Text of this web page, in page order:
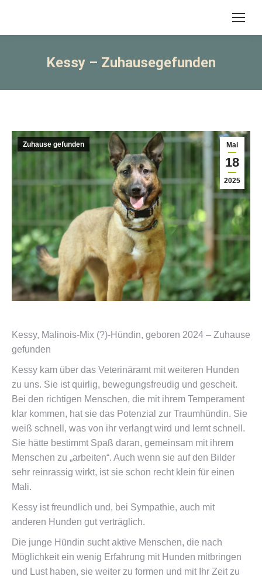
Kessy – Zuhausegefunden
Mai
18
2025
Zuhause gefunden
Kessy, Malinois-Mix (?)-Hündin, geboren 2024 – Zuhause
gefunden
Kessy kam über das Veterinäramt mit weiteren Hunden
zu uns. Sie ist quirlig, bewegungsfreudig und gescheit.
Bei den richtigen Menschen, die mit ihrem Temperament
klar kommen, hat sie das Potenzial zur Traumhündin. Sie
weiß schnell, was von ihr verlangt wird und lernt schnell.
Sie hätte bestimmt Spaß daran, gemeinsam mit ihrem
Menschen zu „arbeiten“. Auch wenn sie auf den Bilder
sehr reinrassig wirkt, ist sie schon recht klein für einen
Mali.
Kessy ist freundlich und, bei Sympathie, auch mit
anderen Hunden gut verträglich.
Die junge Hündin sucht aktive Menschen, die nach
Möglichkeit ein wenig Erfahrung mit Hunden mitbringen
und Lust haben, sie weiter zu formen und mit Ihr Zeit zu